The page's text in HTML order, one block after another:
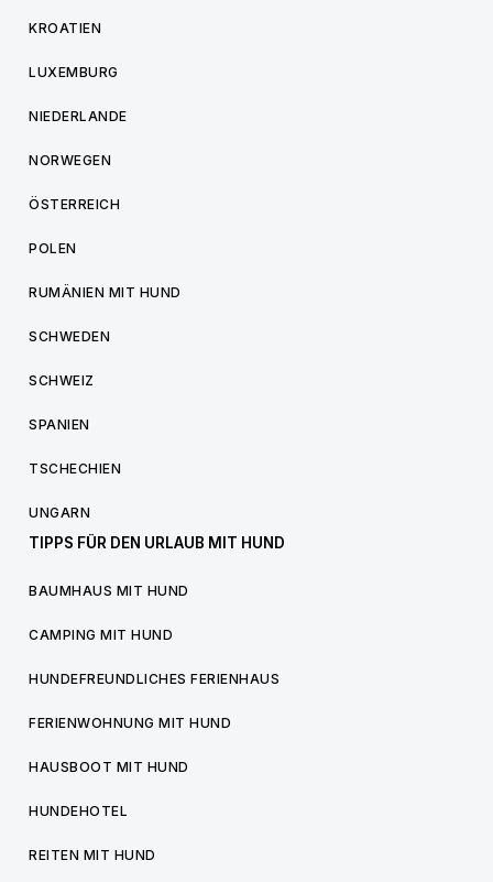
KROATIEN
LUXEMBURG
NIEDERLANDE
NORWEGEN
ÖSTERREICH
POLEN
RUMÄNIEN MIT HUND
SCHWEDEN
SCHWEIZ
SPANIEN
TSCHECHIEN
UNGARN
TIPPS FÜR DEN URLAUB MIT HUND
BAUMHAUS MIT HUND
CAMPING MIT HUND
HUNDEFREUNDLICHES FERIENHAUS
FERIENWOHNUNG MIT HUND
HAUSBOOT MIT HUND
HUNDEHOTEL
REITEN MIT HUND